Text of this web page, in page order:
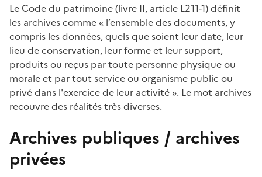
Le Code du patrimoine (livre II, article L211-1) définit
les archives comme « l’ensemble des documents, y
compris les données, quels que soient leur date, leur
lieu de conservation, leur forme et leur support,
produits ou reçus par toute personne physique ou
morale et par tout service ou organisme public ou
privé dans l'exercice de leur activité ». Le mot archives
recouvre des réalités très diverses.
Archives publiques / archives
privées